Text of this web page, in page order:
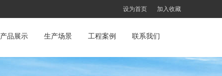
设为首页 加入收藏
产品展示 生产场景 工程案例 联系我们